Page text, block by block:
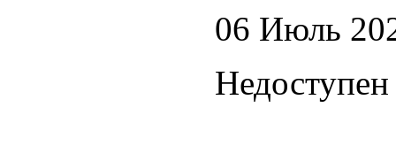
06 Июль